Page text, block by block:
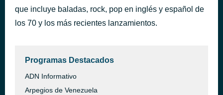
que incluye baladas, rock, pop en inglés y español de
los 70 y los más recientes lanzamientos.
Programas Destacados
ADN Informativo
Arpegios de Venezuela